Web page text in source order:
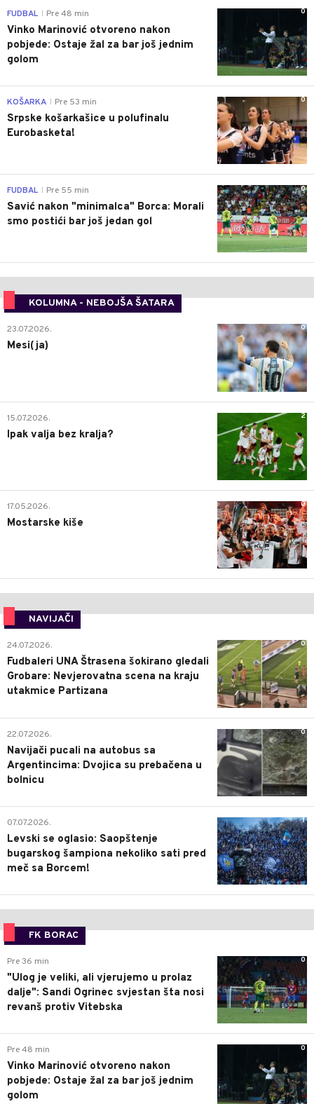
0
FUDBAL Pre 48 min
Vinko Marinović otvoreno nakon
pobjede: Ostaje žal za bar još jednim
golom
0
KOŠARKA Pre 53 min
Srpske košarkašice u polufinalu
Eurobasketa!
0
FUDBAL Pre 55 min
Savić nakon "minimalca" Borca: Morali
smo postići bar još jedan gol
KOLUMNA - NEBOJŠA ŠATARA
0
23.07.2026.
Mesi(ja)
2
15.07.2026.
Ipak valja bez kralja?
0
17.05.2026.
Mostarske kiše
NAVIJAČI
0
24.07.2026.
Fudbaleri UNA Štrasena šokirano gledali
Grobare: Nevjerovatna scena na kraju
utakmice Partizana
0
22.07.2026.
Navijači pucali na autobus sa
Argentincima: Dvojica su prebačena u
bolnicu
1
07.07.2026.
Levski se oglasio: Saopštenje
bugarskog šampiona nekoliko sati pred
meč sa Borcem!
FK BORAC
0
Pre 36 min
"Ulog je veliki, ali vjerujemo u prolaz
dalje": Sandi Ogrinec svjestan šta nosi
revanš protiv Vitebska
0
Pre 48 min
Vinko Marinović otvoreno nakon
pobjede: Ostaje žal za bar još jednim
golom